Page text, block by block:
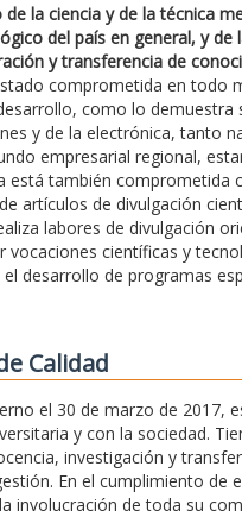
la ciencia y de la técnica
del país en general, y de
y transferencia de
comprometida en todo
como lo demuestra
y de la electrónica, tanto
empresarial regional,
está también comprometida
artículos de divulgación
labores de divulgación
científicas y
desarrollo de programas
Calidad
el 30 de marzo de 2017,
y con la sociedad.
investigación y
En el cumplimiento de
involucración de toda su